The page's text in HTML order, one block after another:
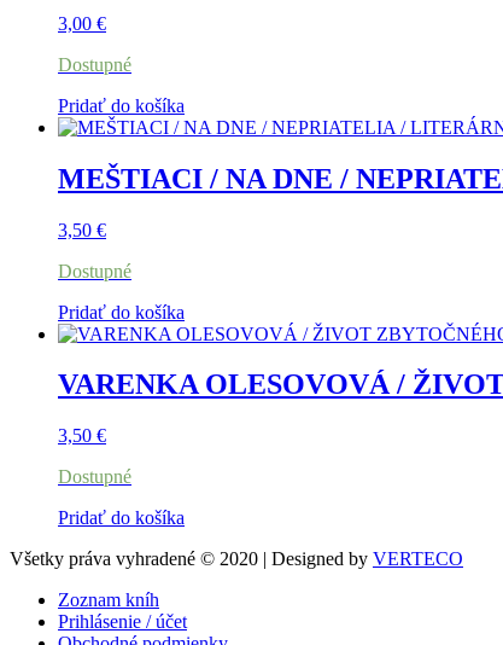
3,00 €
Dostupné
Pridať do košíka
MEŠTIACI / NA DNE /
3,50 €
Dostupné
Pridať do košíka
VARENKA OLESOVOVÁ /
3,50 €
Dostupné
Pridať do košíka
Všetky práva vyhradené © 2020 | Designed by VERTECO
Zoznam kníh
Prihlásenie / účet